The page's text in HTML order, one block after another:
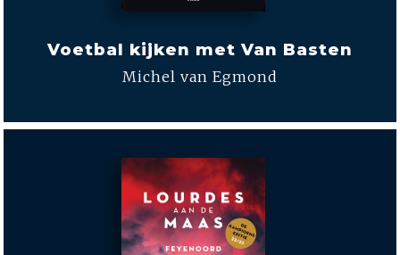
Voetbal kijken met Van Basten
Michel van Egmond